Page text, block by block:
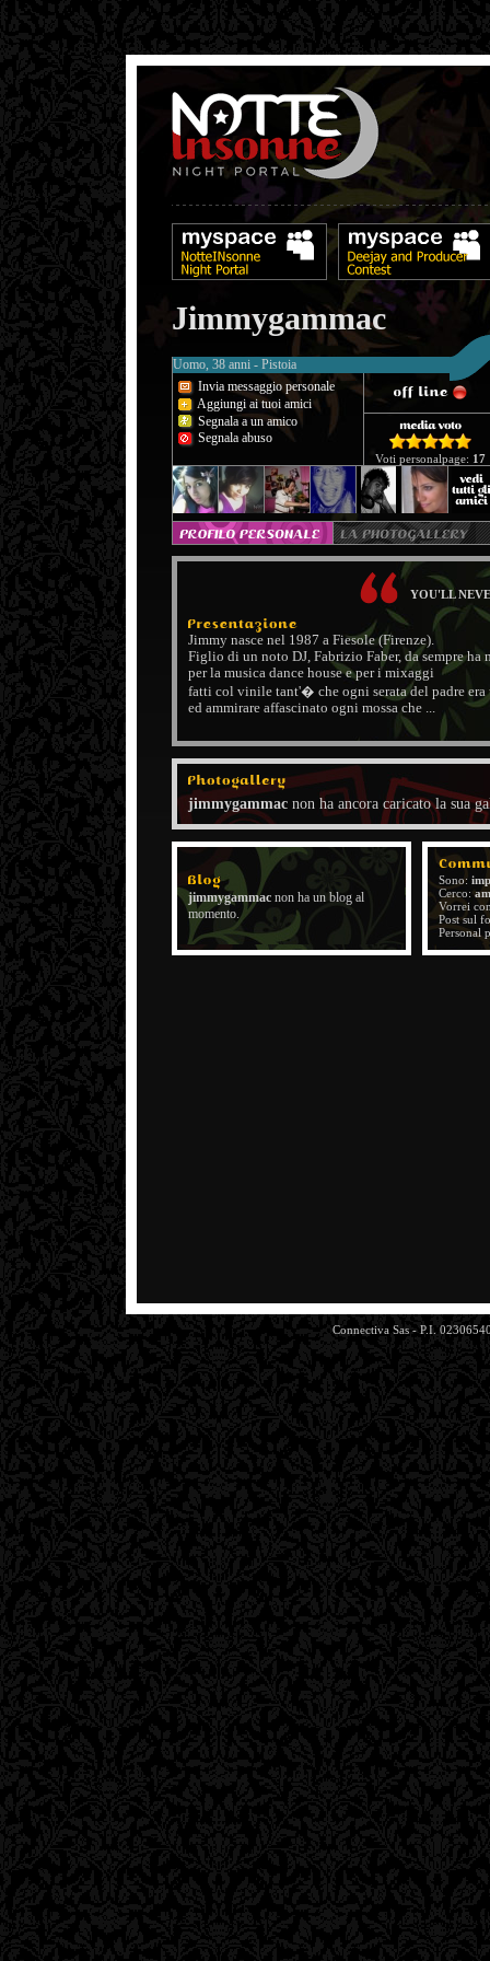
Jimmygammac
Uomo, 38 anni - Pistoia
Invia messaggio personale
Aggiungi ai tuoi amici
Segnala a un amico
Segnala abuso
Voti personalpage: 17
YOU'LL
Jimmy nasce nel 1987 a Fiesole (Firenze).
Figlio di un noto DJ, Fabrizio Faber, da sempre ha
per la musica dance house e per i mixaggi
fatti col vinile tant'� che ogni serata del padre era
ed ammirare affascinato ogni mossa che ...
jimmygammac non ha ancora caricato la sua
jimmygammac non ha un blog al
momento.
Sono:
Cerco:
Vorrei
Post sul
Personal
Connectiva Sas - P.I.